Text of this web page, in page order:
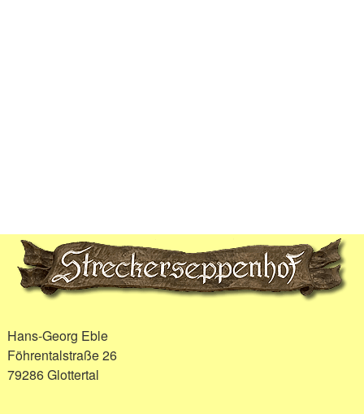
Hans-Georg Eble
Föhrentalstraße 26
79286 Glottertal